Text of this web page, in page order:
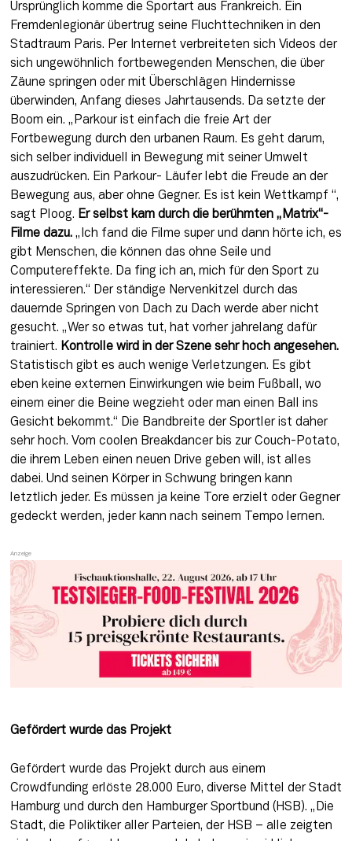
Ursprünglich komme die Sportart aus Frankreich. Ein
Fremdenlegionär übertrug seine Fluchttechniken in den
Stadtraum Paris. Per Internet verbreiteten sich Videos der
sich ungewöhnlich fortbewegenden Menschen, die über
Zäune springen oder mit Überschlägen Hindernisse
überwinden, Anfang dieses Jahrtausends. Da setzte der
Boom ein. „Parkour ist einfach die freie Art der
Fortbewegung durch den urbanen Raum. Es geht darum,
sich selber individuell in Bewegung mit seiner Umwelt
auszudrücken. Ein Parkour- Läufer lebt die Freude an der
Bewegung aus, aber ohne Gegner. Es ist kein Wettkampf “,
sagt Ploog. Er selbst kam durch die berühmten „Matrix“-
Filme dazu. „Ich fand die Filme super und dann hörte ich, es
gibt Menschen, die können das ohne Seile und
Computereffekte. Da fing ich an, mich für den Sport zu
interessieren.“ Der ständige Nervenkitzel durch das
dauernde Springen von Dach zu Dach werde aber nicht
gesucht. „Wer so etwas tut, hat vorher jahrelang dafür
trainiert. Kontrolle wird in der Szene sehr hoch angesehen.
Statistisch gibt es auch wenige Verletzungen. Es gibt
eben keine externen Einwirkungen wie beim Fußball, wo
einem einer die Beine wegzieht oder man einen Ball ins
Gesicht bekommt.“ Die Bandbreite der Sportler ist daher
sehr hoch. Vom coolen Breakdancer bis zur Couch-Potato,
die ihrem Leben einen neuen Drive geben will, ist alles
dabei. Und seinen Körper in Schwung bringen kann
letztlich jeder. Es müssen ja keine Tore erzielt oder Gegner
gedeckt werden, jeder kann nach seinem Tempo lernen.
Gefördert wurde das Projekt
Gefördert wurde das Projekt durch aus einem
Crowdfunding erlöste 28.000 Euro, diverse Mittel der Stadt
Hamburg und durch den Hamburger Sportbund (HSB). „Die
Stadt, die Poliktiker aller Parteien, der HSB – alle zeigten